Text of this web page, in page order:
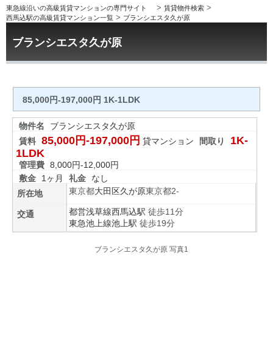
東急線沿いの高級賃貸マンションの専門サイト > 賃貸物件検索 >
西馬込駅の高級賃貸マンション一覧 > ブランシエスタ久が原
ブランシエスタ久が原
85,000円-197,000円 1K-1LDK
物件名
ブランシエスタ久が原
賃料 85,000円-197,000円 貸マンション 間取り
1K-
1LDK
管理費 8,000円-12,000円
敷金
1ヶ月 礼金
なし
所在地
東京都大田区久が原東京都2-
交通 都営浅草線西馬込駅 徒歩11分
東急池上線池上駅 徒歩19分